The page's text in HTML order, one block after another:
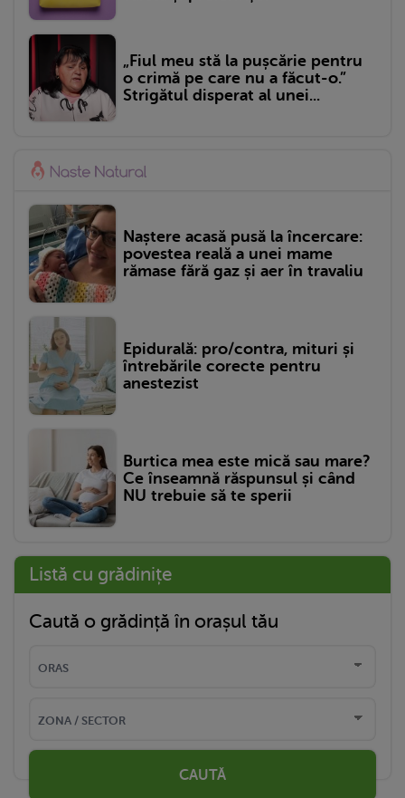
„Fiul meu stă la pușcărie pentru
o crimă pe care nu a făcut-o.”
Strigătul disperat al unei...
Naștere acasă pusă la încercare:
povestea reală a unei mame
rămase fără gaz și aer în travaliu
Epidurală: pro/contra, mituri și
întrebările corecte pentru
anestezist
Burtica mea este mică sau mare?
Ce înseamnă răspunsul și când
NU trebuie să te sperii
Listă cu grădinițe
Caută o grădință în orașul tău
CAUTĂ